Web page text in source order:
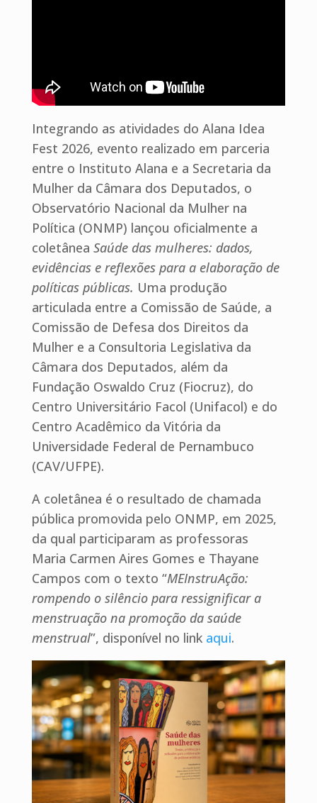
Integrando as atividades do Alana Idea
Fest 2026, evento realizado em parceria
entre o Instituto Alana e a Secretaria da
Mulher da Câmara dos Deputados, o
Observatório Nacional da Mulher na
Política (ONMP) lançou oficialmente a
coletânea Saúde das mulheres: dados,
evidências e reflexões para a elaboração de
políticas públicas. Uma produção
articulada entre a Comissão de Saúde, a
Comissão de Defesa dos Direitos da
Mulher e a Consultoria Legislativa da
Câmara dos Deputados, além da
Fundação Oswaldo Cruz (Fiocruz), do
Centro Universitário Facol (Unifacol) e do
Centro Acadêmico da Vitória da
Universidade Federal de Pernambuco
(CAV/UFPE).
A coletânea é o resultado de chamada
pública promovida pelo ONMP, em 2025,
da qual participaram as professoras
Maria Carmen Aires Gomes e Thayane
Campos com o texto “MEInstruAção:
rompendo o silêncio para ressignificar a
menstruação na promoção da saúde
menstrual”, disponível no link aqui.